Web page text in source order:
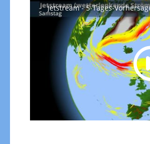
Jetstream - 5-Tages-